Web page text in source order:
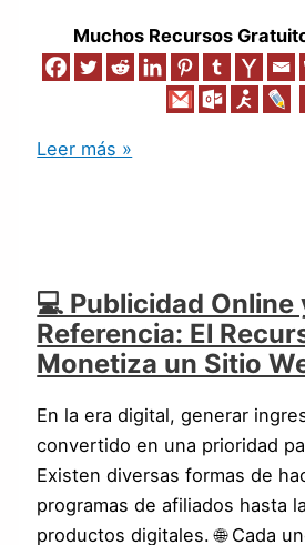
Muchos Recursos
Leer más »
💻 Publicidad Online
Referencia: El
Monetiza un Sitio
En la era digital, generar
convertido en una prioridad
Existen diversas formas de
programas de afiliados hasta
productos digitales. 🌐 Cada